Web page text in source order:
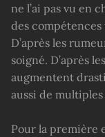
ne l’ai pas vu en
des
D’après les
soigné. D’après
augmentent
aussi de
Pour la première